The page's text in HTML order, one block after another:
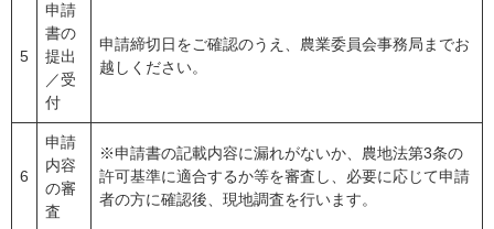
5
申請
書の
提出
／受
付
申請締切日をご確認のうえ、農業委員会事務局までお
越しください。
6
申請
内容
の審
査
※申請書の記載内容に漏れがないか、農地法第3条の
許可基準に適合するか等を審査し、必要に応じて申請
者の方に確認後、現地調査を行います。